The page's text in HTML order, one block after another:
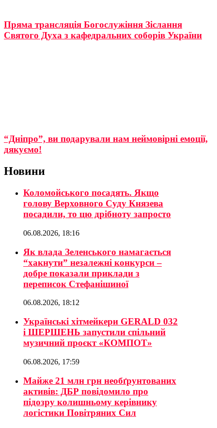
Пряма трансляція Богослужіння Зіслання
Святого Духа з кафедральних соборів України
“Дніпро”, ви подарували нам неймовірні емоції,
дякуємо!
Новини
Коломойського посадять. Якщо
голову Верховного Суду Князева
посадили, то цю дрібноту запросто
06.08.2026, 18:16
Як влада Зеленського намагається
“хакнути” незалежні конкурси –
добре показали приклади з
переписок Стефанішиної
06.08.2026, 18:12
Українські хітмейкери GERALD 032
і ШЕРШЕНЬ запустили спільний
музичний проєкт «КОМПОТ»
06.08.2026, 17:59
Майже 21 млн грн необґрунтованих
активів: ДБР повідомило про
підозру колишньому керівнику
логістики Повітряних Сил